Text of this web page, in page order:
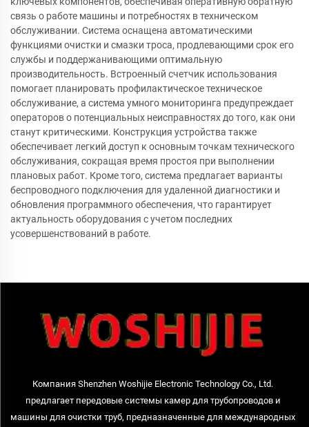
связь о работе машины и потребностях в техническом
обслуживании. Система оснащена автоматическими
функциями очистки и смазки троса, продлевающими срок его
службы и поддержанивающими оптимальную
производительность. Встроенный счетчик использования
помогает планировать профилактическое техническое
обслуживание, а система умного мониторинга предупреждает
операторов о потенциальных неисправностях до того, как они
станут критическими. Конструкция устройства также
обеспечивает легкий доступ к основным точкам технического
обслуживания, сокращая время простоя при выполнении
плановых работ. Кроме того, система предлагает варианты
беспроводного подключения для удаленной диагностики и
обновления программного обеспечения, что гарантирует
актуальность оборудования с учетом последних
усовершенствований в работе.
Компания Shenzhen Woshijie Electronic Technology Co., Ltd.
предлагает передовые системы камер для трубопроводов и
машины для очистки труб, предназначенные для международных